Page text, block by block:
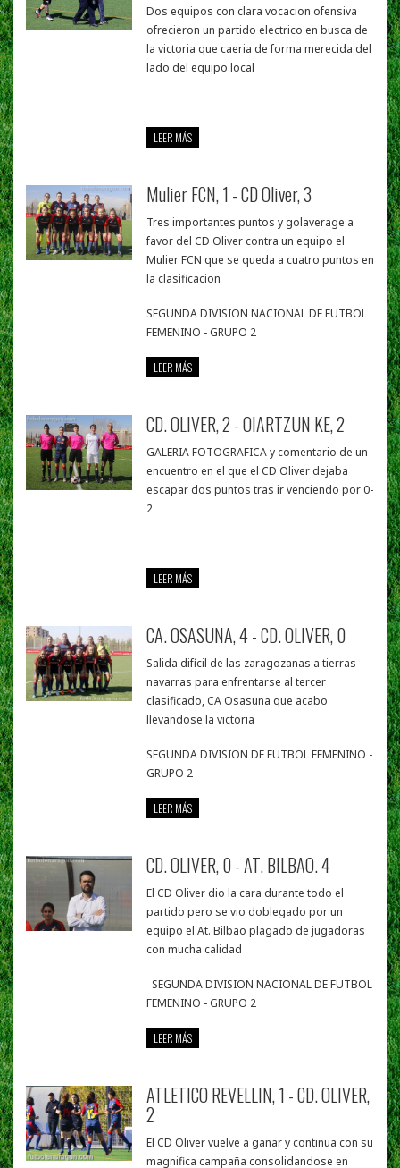
Dos equipos con clara vocacion ofensiva
ofrecieron un partido electrico en busca de
la victoria que caeria de forma merecida del
lado del equipo local
LEER MÁS
Mulier FCN, 1 - CD Oliver, 3
Tres importantes puntos y golaverage a
favor del CD Oliver contra un equipo el
Mulier FCN que se queda a cuatro puntos en
la clasificacion
SEGUNDA DIVISION NACIONAL DE FUTBOL
FEMENINO - GRUPO 2
LEER MÁS
CD. OLIVER, 2 - OIARTZUN KE, 2
GALERIA FOTOGRAFICA y comentario de un
encuentro en el que el CD Oliver dejaba
escapar dos puntos tras ir venciendo por 0-
2
LEER MÁS
CA. OSASUNA, 4 - CD. OLIVER, 0
Salida difícil de las zaragozanas a tierras
navarras para enfrentarse al tercer
clasificado, CA Osasuna que acabo
llevandose la victoria
SEGUNDA DIVISION DE FUTBOL FEMENINO -
GRUPO 2
LEER MÁS
CD. OLIVER, 0 - AT. BILBAO. 4
El CD Oliver dio la cara durante todo el
partido pero se vio doblegado por un
equipo el At. Bilbao plagado de jugadoras
con mucha calidad
SEGUNDA DIVISION NACIONAL DE FUTBOL
FEMENINO - GRUPO 2
LEER MÁS
ATLETICO REVELLIN, 1 - CD. OLIVER,
2
El CD Oliver vuelve a ganar y continua con su
magnifica campaña consolidandose en